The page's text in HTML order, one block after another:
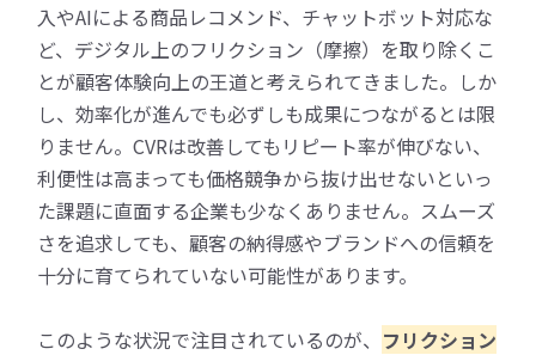
入やAIによる商品レコメンド、チャットボット対応な
ど、デジタル上のフリクション（摩擦）を取り除くこ
とが顧客体験向上の王道と考えられてきました。しか
し、効率化が進んでも必ずしも成果につながるとは限
りません。CVRは改善してもリピート率が伸びない、
利便性は高まっても価格競争から抜け出せないといっ
た課題に直面する企業も少なくありません。スムーズ
さを追求しても、顧客の納得感やブランドへの信頼を
十分に育てられていない可能性があります。
このような状況で注目されているのが、 フリクション